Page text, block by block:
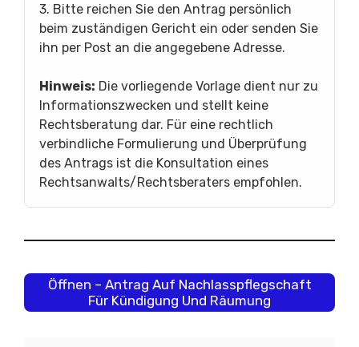
3. Bitte reichen Sie den Antrag persönlich
beim zuständigen Gericht ein oder senden Sie
ihn per Post an die angegebene Adresse.
Hinweis: Die vorliegende Vorlage dient nur zu
Informationszwecken und stellt keine
Rechtsberatung dar. Für eine rechtlich
verbindliche Formulierung und Überprüfung
des Antrags ist die Konsultation eines
Rechtsanwalts/Rechtsberaters empfohlen.
Öffnen – Antrag Auf Nachlasspflegschaft
Für Kündigung Und Räumung